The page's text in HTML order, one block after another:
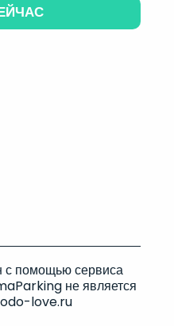
помощью сервиса
не является
love.ru